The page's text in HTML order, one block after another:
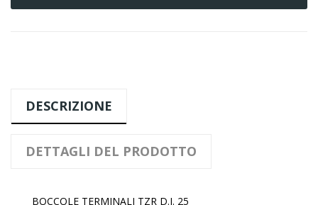
DESCRIZIONE
DETTAGLI DEL PRODOTTO
BOCCOLE TERMINALI TZR D.I. 25